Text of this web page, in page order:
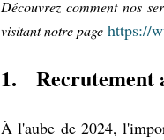
Découvrez comment nos
visitant notre page https://
1.
À l'aube de 2024,